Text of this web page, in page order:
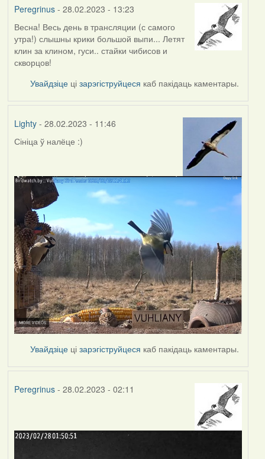
Peregrinus- 28.02.2023 - 13:23
Весна! Весь день в трансляции (с самого
утра!) слышны крики большой выпи... Летят
клин за клином, гуси.. стайки чибисов и
скворцов!
Увайдзіце цізарэгіструйцеся каб пакідаць каментары.
Lighty- 28.02.2023 - 11:46
Сініца ў налёце :)
Увайдзіце цізарэгіструйцеся каб пакідаць каментары.
Peregrinus- 28.02.2023 - 02:11